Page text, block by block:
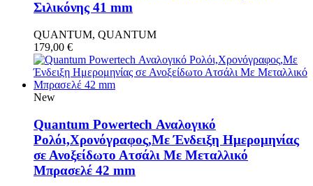
Σιλικόνης 41 mm
QUANTUM, QUANTUM
179,00 €
New
Quantum Powertech Αναλογικό
Ρολόι,Χρονόγραφος,Με Ένδειξη Ημερομηνίας
σε Ανοξείδωτο Ατσάλι Με Μεταλλικό
Μπρασελέ 42 mm